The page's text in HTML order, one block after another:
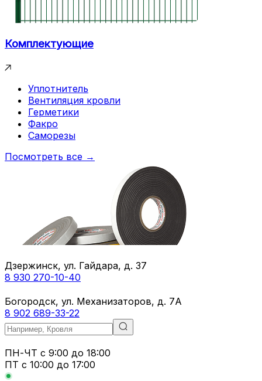
Комплектующие
Уплотнитель
Вентиляция кровли
Герметики
Факро
Саморезы
Посмотреть все →
Дзержинск, ул. Гайдара, д. 37
8 930 270-10-40
Богородск, ул. Механизаторов, д. 7А
8 902 689-33-22
ПН-ЧТ с 9:00 до 18:00
ПТ с 10:00 до 17:00